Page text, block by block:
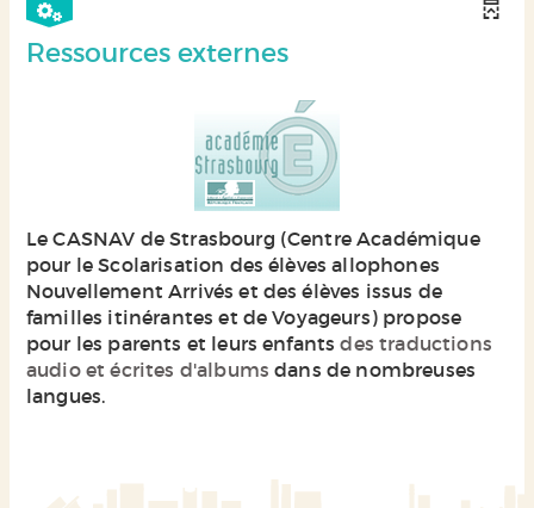
Ressources externes
Le CASNAV de Strasbourg (Centre Académique
pour le Scolarisation des élèves allophones
Nouvellement Arrivés et des élèves issus de
familles itinérantes et de Voyageurs) propose
pour les parents et leurs enfantsdes traductions
audio et écrites d'albums dans de nombreuses
langues.